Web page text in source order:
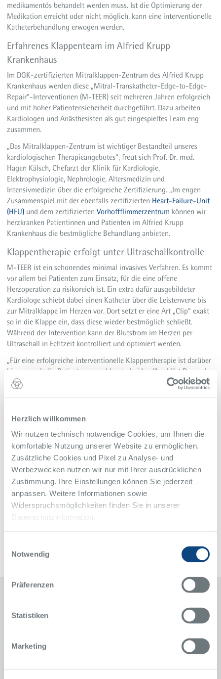
Herzlich willkommen
Wir nutzen technisch notwendige Cookies, um Ihnen die
komfortable Nutzung unserer Website zu ermöglichen.
Zusätzliche Cookies und Pixel zu Analyse- und
Werbezwecken nutzen wir nur mit Ihrer ausdrücklichen
Zustimmung. Ihre Einstellungen können Sie jederzeit
anpassen. Weitere Informationen sowie
Widerspruchsmöglichkeiten finden Sie in unserer
Datenschutzinformation.
Notwendig
Präferenzen
Statistiken
Marketing
medikamentös behandelt werden muss. Ist die Optimierung der
Medikation erreicht oder nicht möglich, kann eine interventionelle
Katheterbehandlung erwogen werden.
Erfahrenes Klappenteam im Alfried Krupp
Krankenhaus
Im DGK-zertifizierten Mitralklappen-Zentrum des Alfried Krupp
Krankenhaus werden diese „Mitral-Transkatheter-Edge-to-Edge-
Repair“-Interventionen (M-TEER) seit mehreren Jahren erfolgreich
und mit hoher Patientensicherheit durchgeführt. Dazu arbeiten
Kardiologen und Anästhesisten als gut eingespieltes Team eng
zusammen.
„Das Mitralklappen-Zentrum ist wichtiger Bestandteil unseres
kardiologischen Therapieangebotes“, freut sich Prof. Dr. med.
Hagen Kälsch, Chefarzt der Klinik für Kardiologie,
Elektrophysiologie, Nephrologie, Altersmedizin und
Intensivmedizin über die erfolgreiche Zertifizierung. „Im engen
Zusammenspiel mit der ebenfalls zertifizierten Heart-Failure-Unit
(HFU) und dem zertifiziertenVorhoffflimmerzentrum können wir
herzkranken Patientinnen und Patienten im Alfried Krupp
Krankenhaus die bestmögliche Behandlung anbieten.
Klappentherapie erfolgt unter Ultraschallkontrolle
M-TEER ist ein schonendes minimal invasives Verfahren. Es kommt
vor allem bei Patienten zum Einsatz, für die eine offene
Herzoperation zu risikoreich ist. Ein extra dafür ausgebildeter
Kardiologe schiebt dabei einen Katheter über die Leistenvene bis
zur Mitralklappe im Herzen vor. Dort setzt er eine Art „Clip“ exakt
so in die Klappe ein, dass diese wieder bestmöglich schließt.
Während der Intervention kann der Blutstrom im Herzen per
Ultraschall in Echtzeit kontrolliert und optimiert werden.
„Für eine erfolgreiche interventionelle Klappentherapie ist darüber
hinaus auch die Patientenauswahl entscheidend“, erklärt Dr. med.
Moritz Lambers, Abteilungsarzt für Kardiologie. „Wir besprechen
deshalb jeden Fall vorab in unserer interdisziplinären Heart-Team-
wir individuelle und gezielte Behandlungsstrategien für unsere
Weitere Informationen
Interventionelle Klappentherapie am Alfried Krupp Krankenhaus
Zurück zur Übersicht
Alle Meldungen des Alfried Krupp Krankenhaus
Nephrologie, Altersmedizin und Intensivmedizin
Rüttenscheid